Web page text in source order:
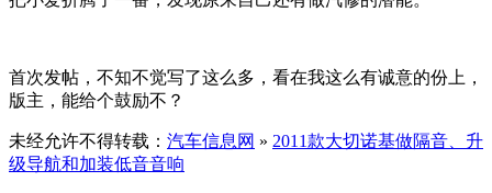
首次发帖，不知不觉写了这么多，看在我这么有诚意的份上，
版主，能给个鼓励不？
未经允许不得转载： 汽车信息网 » 2011款大切诺基做隔音、升
级导航和加装低音音响